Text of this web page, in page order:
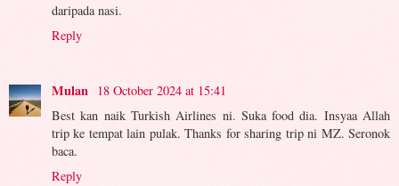
daripada nasi.
Reply
Mulan 18 October 2024 at 15:41
Best kan naik Turkish Airlines ni. Suka food dia. Insyaa Allah
trip ke tempat lain pulak. Thanks for sharing trip ni MZ. Seronok
baca.
Reply